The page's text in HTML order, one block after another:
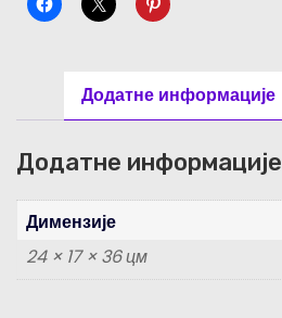
O
M
O
S
Додатне информације
Додатне информације
Димензије
24 × 17 × 36 цм